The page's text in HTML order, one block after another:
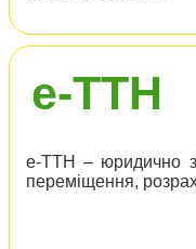
е-ТТН
е-ТТН – юридично
переміщення,